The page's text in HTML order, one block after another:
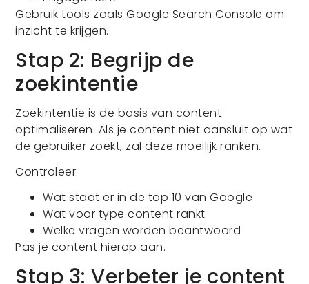
Gebruik tools zoals Google Search Console om
inzicht te krijgen.
Stap 2: Begrijp de
zoekintentie
Zoekintentie is de basis van content
optimaliseren. Als je content niet aansluit op wat
de gebruiker zoekt, zal deze moeilijk ranken.
Controleer:
Wat staat er in de top 10 van Google
Wat voor type content rankt
Welke vragen worden beantwoord
Pas je content hierop aan.
Stap 3: Verbeter je content